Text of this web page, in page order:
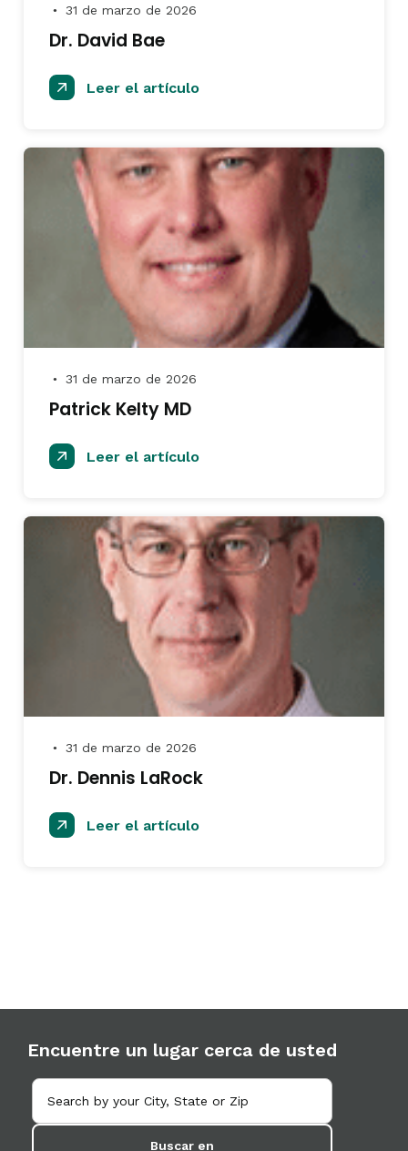
● 31 de marzo de 2026
Dr. David Bae
Leer el artículo
● 31 de marzo de 2026
Patrick Kelty MD
Leer el artículo
● 31 de marzo de 2026
Dr. Dennis LaRock
Leer el artículo
Encuentre un lugar cerca de usted
Buscar en